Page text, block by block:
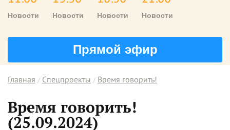
Новости Новости Новости Новости
Прямой эфир
Главная Спецпроекты Время говорить!
Время говорить!
(25.09.2024)